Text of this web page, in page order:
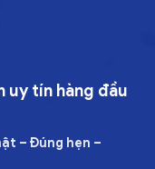
uy tín hàng đầu
– Đúng hẹn –